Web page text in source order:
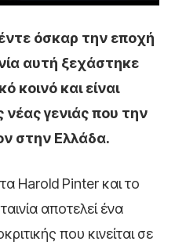
όσκαρ την εποχή
αυτή ξεχάστηκε
κοινό και είναι
νέας γενιάς που την
στην Ελλάδα.
Harold Pinter και το
αποτελεί ένα
που κινείται σε